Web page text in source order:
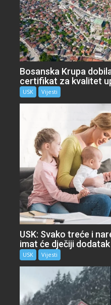
Bosanska Krupa
certifikat za kvalitet
USK Vijesti
USK: Svako treće i
imat će dječiji
USK Vijesti